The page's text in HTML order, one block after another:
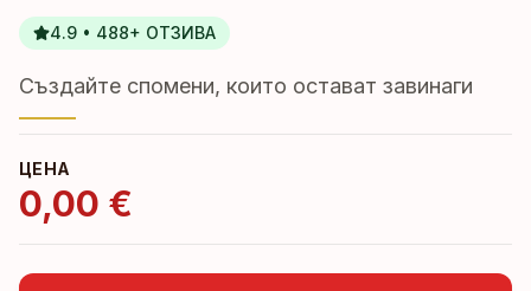
4.9 • 488+ ОТЗИВА
Създайте спомени, които остават завинаги
ЦЕНА
0,00 €